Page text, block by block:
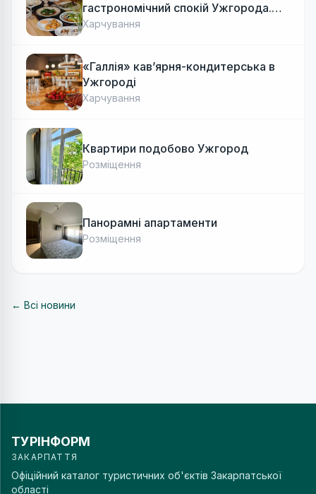
гастрономічний спокій Ужгорода.
Авторська локальна кухня, затишок
Харчування
«Галлія» кав’ярня-кондитерська в
Ужгороді
Харчування
Квартири подобово Ужгород
Розміщення
Панорамні апартаменти
Розміщення
← Всі новини
ТУРІНФОРМ
ЗАКАРПАТТЯ
Офіційний каталог туристичних об'єктів Закарпатської
області